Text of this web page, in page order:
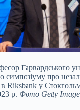
Гарвардського
симпозіуму про
Riksbank у
р. Фото Getty